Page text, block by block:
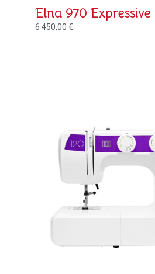
Elna 970 Expressive
6 450,00 €